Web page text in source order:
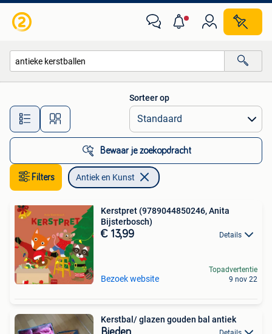
Alle afstanden…
Sorteer op
Bewaar je zoekopdracht
Filters Antiek en Kunst
Kerstpret (9789044850246, Anita
Bijsterbosch)
€ 13,99 Details
Bezoek website
Topadvertentie
9 nov 22
Kerstbal/ glazen gouden bal antiek